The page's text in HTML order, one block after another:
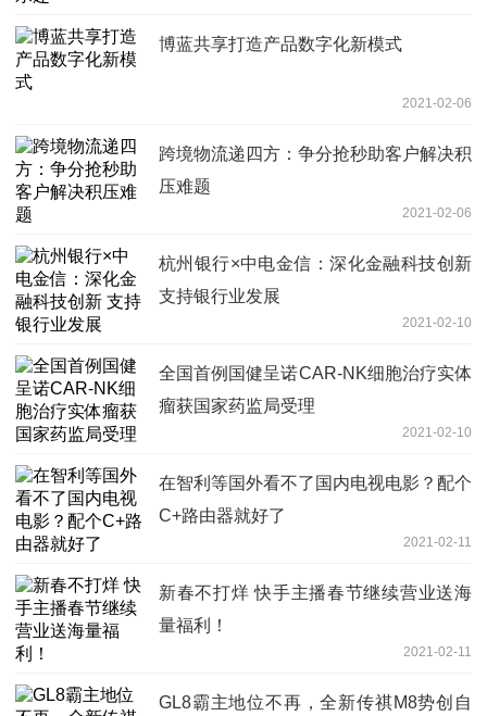
博蓝共享打造产品数字化新模式
2021-02-06
跨境物流递四方：争分抢秒助客户解决积
压难题
2021-02-06
杭州银行×中电金信：深化金融科技创新
支持银行业发展
2021-02-10
全国首例国健呈诺CAR-NK细胞治疗实体
瘤获国家药监局受理
2021-02-10
在智利等国外看不了国内电视电影？配个
C+路由器就好了
2021-02-11
新春不打烊 快手主播春节继续营业送海
量福利！
2021-02-11
GL8霸主地位不再，全新传祺M8势创自